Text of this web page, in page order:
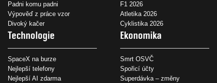
Padni komu padni
Výpověď z práce vzor
Divoký kačer
F1 2026
Atletika 2026
Cyklistika 2026
Technologie
SpaceX na burze
Nejlepší telefony
Nejlepší AI zdarma
Ekonomika
Smrt OSVČ
Spořicí účty
Superdávka – změny